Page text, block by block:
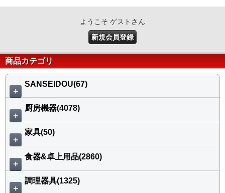
ようこそ ゲストさん
新規会員登録
商品カテゴリ
＋
SANSEIDOU(67)
＋
厨房機器(4078)
＋
家具(50)
＋
食器&卓上用品(2860)
＋
調理器具(1325)